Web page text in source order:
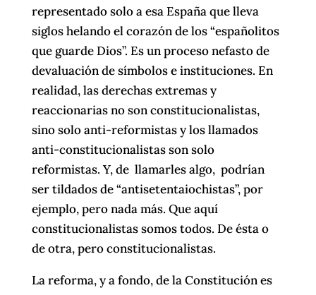
representado solo a esa España que lleva
siglos helando el corazón de los “españolitos
que guarde Dios”. Es un proceso nefasto de
devaluación de símbolos e instituciones. En
realidad, las derechas extremas y
reaccionarias no son constitucionalistas,
sino solo anti-reformistas y los llamados
anti-constitucionalistas son solo
reformistas. Y, de llamarles algo, podrían
ser tildados de “antisetentaiochistas”, por
ejemplo, pero nada más. Que aquí
constitucionalistas somos todos. De ésta o
de otra, pero constitucionalistas.
La reforma, y a fondo, de la Constitución es